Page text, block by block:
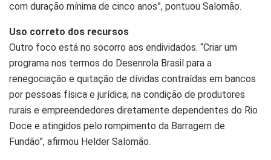
com duração mínima de cinco anos”, pontuou Salomão.
Uso correto dos recursos
Outro foco está no socorro aos endividados. “Criar um
programa nos termos do Desenrola Brasil para a
renegociação e quitação de dívidas contraídas em bancos
por pessoas física e jurídica, na condição de produtores
rurais e empreendedores diretamente dependentes do Rio
Doce e atingidos pelo rompimento da Barragem de
Fundão”, afirmou Helder Salomão.